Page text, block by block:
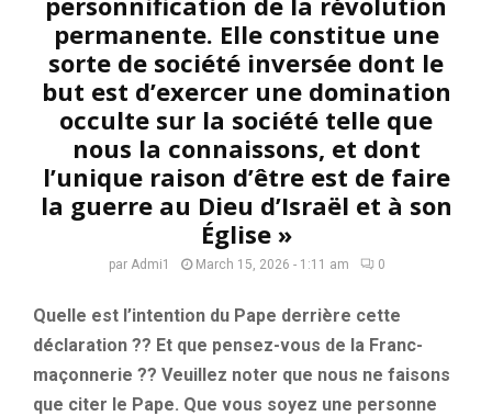
permanente. Elle constitue une
sorte de société inversée dont le
but est d’exercer une domination
occulte sur la société telle que
nous la connaissons, et dont
l’unique raison d’être est de faire
la guerre au Dieu d’Israël et à son
Église »
par Admi1 March 15, 2026 - 1:11 am 0
Quelle est l’intention du Pape derrière cette
déclaration ?? Et que pensez-vous de la Franc-
maçonnerie ?? Veuillez noter que nous ne faisons
que citer le Pape. Que vous soyez une personne